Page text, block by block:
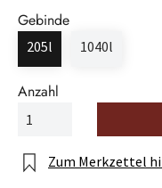
Gebinde
205l 1040l
Anzahl
Zum Merkzettel